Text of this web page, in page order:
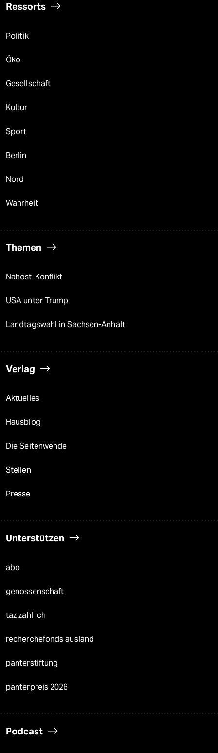
Ressorts
Politik
Öko
Gesellschaft
Kultur
Sport
Berlin
Nord
Wahrheit
Themen
Nahost-Konflikt
USA unter Trump
Landtagswahl in Sachsen-Anhalt
Verlag
Aktuelles
Hausblog
Die Seitenwende
Stellen
Presse
Unterstützen
abo
genossenschaft
taz zahl ich
recherchefonds ausland
panterstiftung
panterpreis 2026
Podcast